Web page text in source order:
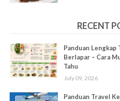
RECENT
Panduan Lengkap
Berlapar – Cara
Tahu
July 09, 2026
Panduan Travel